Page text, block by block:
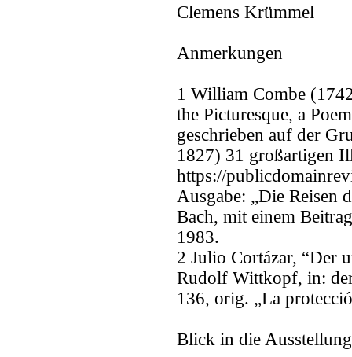
Clemens Krümmel
Anmerkungen
1 William Combe
the Picturesque, a
geschrieben auf der
1827) 31 großartigen
https://
Ausgabe: „Die Reisen
Bach, mit einem
1983.
2 Julio Cortázar, “Der
Rudolf Wittkopf, in:
136, orig. „La
Blick in die Ausstellung